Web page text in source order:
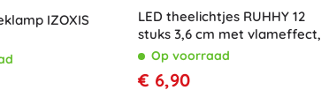
IZOXIS
LED theelichtjes RUHHY 12
stuks 3,6 cm met vlam­effect,
zwartOp voorraad
€ 6,90